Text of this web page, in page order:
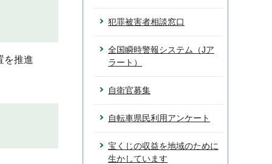
を推進
犯罪被害者相談窓口
全国瞬時警報システム（Jア
ラート）
自衛官募集
自転車県民利用アンケート
宝くじの収益を地域のために
生かしています